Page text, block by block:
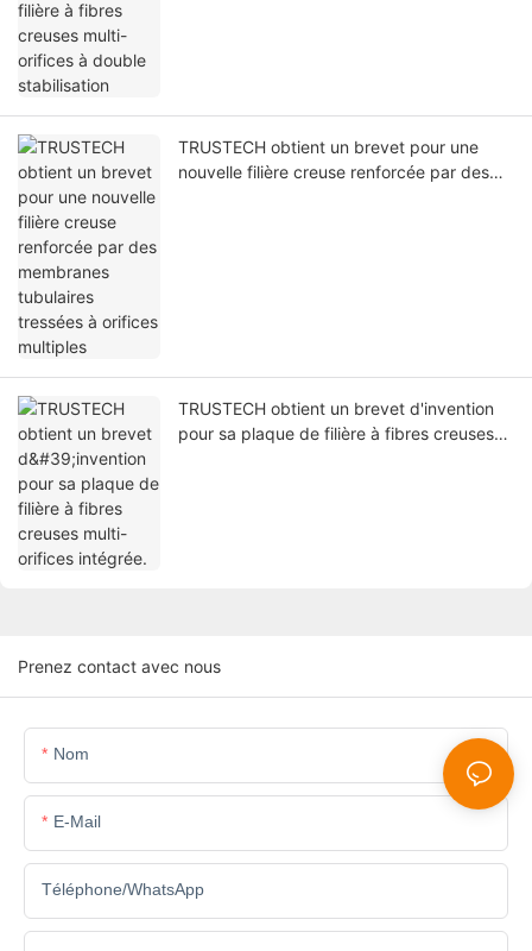
TRUSTECH obtient un brevet pour une
nouvelle filière creuse renforcée par des
TRUSTECH obtient un brevet d'invention
pour sa plaque de filière à fibres creuses
Prenez contact avec nous
Nom
E-Mail
Téléphone/WhatsApp